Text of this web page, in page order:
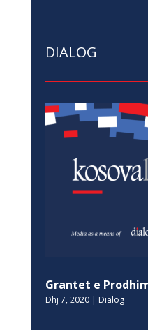
DIALOG
Grantet e
Dhj 7, 2020| Dialog